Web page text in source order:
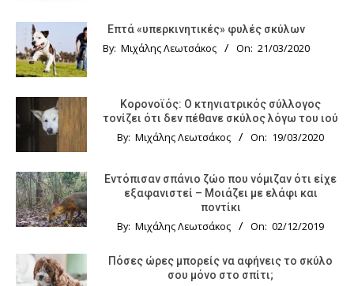
Επτά «υπερκινητικές» φυλές σκύλων
By: Μιχάλης Λεωτσάκος On: 21/03/2020
Κορονοϊός: Ο κτηνιατρικός σύλλογος
τονίζει ότι δεν πέθανε σκύλος λόγω του ιού
By: Μιχάλης Λεωτσάκος On: 19/03/2020
Εντόπισαν σπάνιο ζώο που νόμιζαν ότι είχε
εξαφανιστεί – Μοιάζει με ελάφι και
ποντίκι
By: Μιχάλης Λεωτσάκος On: 02/12/2019
Πόσες ώρες μπορείς να αφήνεις το σκύλο
σου μόνο στο σπίτι;